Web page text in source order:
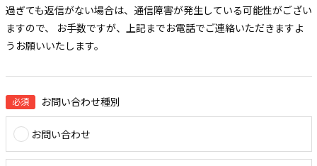
過ぎても返信がない場合は、通信障害が発生している可能性がござい
ますので、
お手数ですが、上記までお電話でご連絡いただきますよ
うお願いいたします。
お問い合わせ種別
お問い合わせ